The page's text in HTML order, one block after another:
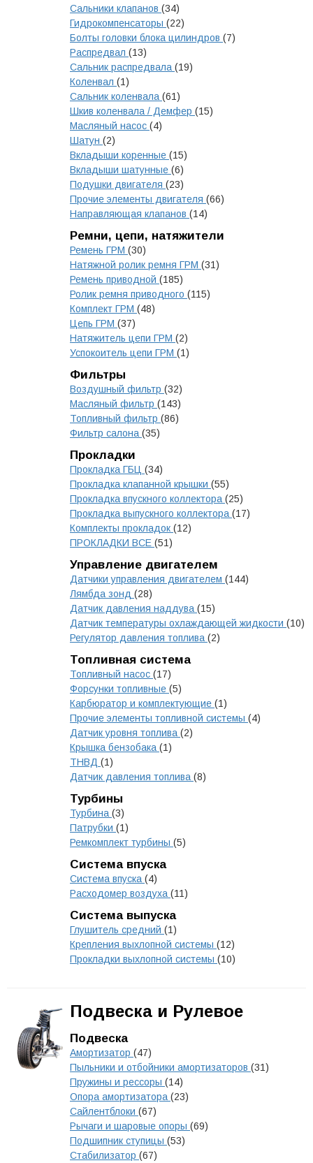
Сальники клапанов (34)
Гидрокомпенсаторы (22)
Болты головки блока цилиндров (7)
Распредвал (13)
Сальник распредвала (19)
Коленвал (1)
Сальник коленвала (61)
Шкив коленвала / Демфер (15)
Масляный насос (4)
Шатун (2)
Вкладыши коренные (15)
Вкладыши шатунные (6)
Подушки двигателя (23)
Прочие элементы двигателя (66)
Направляющая клапанов (14)
Ремни, цепи, натяжители
Ремень ГРМ (30)
Натяжной ролик ремня ГРМ (31)
Ремень приводной (185)
Ролик ремня приводного (115)
Комплект ГРМ (48)
Цепь ГРМ (37)
Натяжитель цепи ГРМ (2)
Успокоитель цепи ГРМ (1)
Фильтры
Воздушный фильтр (32)
Масляный фильтр (143)
Топливный фильтр (86)
Фильтр салона (35)
Прокладки
Прокладка ГБЦ (34)
Прокладка клапанной крышки (55)
Прокладка впускного коллектора (25)
Прокладка выпускного коллектора (17)
Комплекты прокладок (12)
ПРОКЛАДКИ ВСЕ (51)
Управление двигателем
Датчики управления двигателем (144)
Лямбда зонд (28)
Датчик давления наддува (15)
Датчик температуры охлаждающей жидкости (10)
Регулятор давления топлива (2)
Топливная система
Топливный насос (17)
Форсунки топливные (5)
Карбюратор и комплектующие (1)
Прочие элементы топливной системы (4)
Датчик уровня топлива (2)
Крышка бензобака (1)
ТНВД (1)
Датчик давления топлива (8)
Турбины
Турбина (3)
Патрубки (1)
Ремкомплект турбины (5)
Система впуска
Система впуска (4)
Расходомер воздуха (11)
Система выпуска
Глушитель средний (1)
Крепления выхлопной системы (12)
Прокладки выхлопной системы (10)
Подвеска и Рулевое
Подвеска
Амортизатор (47)
Пыльники и отбойники амортизаторов (31)
Пружины и рессоры (14)
Опора амортизатора (23)
Сайлентблоки (67)
Рычаги и шаровые опоры (69)
Подшипник ступицы (53)
Стабилизатор (67)